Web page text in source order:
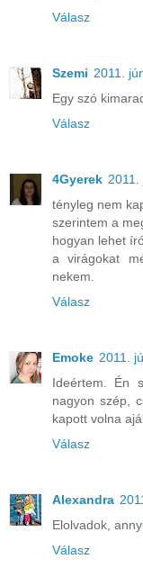
Válasz
Szemi 2011.
Egy szó
Válasz
4Gyerek 2011.
tényleg nem
szerintem a
hogyan lehet
a virágokat
nekem.
Válasz
Emoke 2011.
Ideértem. Én
nagyon szép,
kapott volna
Válasz
Alexandra
Elolvadok,
Válasz